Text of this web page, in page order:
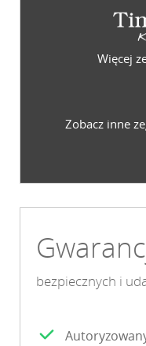
Więcej
Zobacz inne
bezpiecznych i